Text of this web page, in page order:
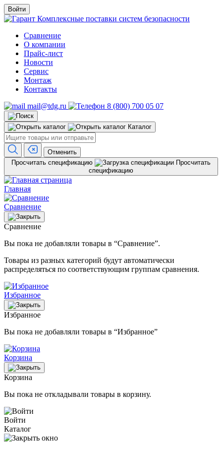
Войти
Комплексные поставки систем безопасности
Сравнение
О компании
Прайс-лист
Новости
Сервис
Монтаж
Контакты
mail@tdg.ru
8 (800) 700 05 07
Каталог
Отменить
Просчитать спецификацию
Просчитать
спецификацию
Главная
Сравнение
Сравнение
Вы пока не добавляли товары в “Сравнение”.
Товары из разных категорий будут автоматически
распределяться по соответствующим группам сравнения.
Избранное
Избранное
Вы пока не добавляли товары в “Избранное”
Корзина
Корзина
Вы пока не откладывали товары в корзину.
Войти
Каталог